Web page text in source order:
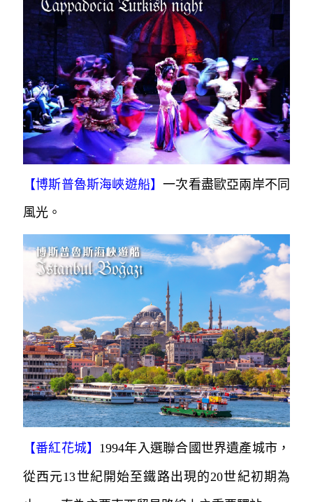
【博斯普魯斯海峽遊船】一次看盡歐亞兩岸不同
風光。
【番紅花城】 1994年入選聯合國世界遺產城市，
從西元13世紀開始至鐵路出現的20世紀初期為